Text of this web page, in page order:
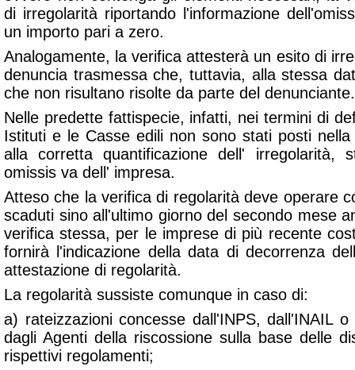
di irregolarità riportando l'informazione
un importo pari a zero.
Analogamente, la verifica attesterà un esito di
denuncia trasmessa che, tuttavia, alla stessa
che non risultano risolte da parte del denunciante.
Nelle predette fattispecie, infatti, nei termini di
Istituti e le Casse edili non sono stati posti
alla corretta quantificazione dell' irregolarità,
omissis va dell' impresa.
Atteso che la verifica di regolarità deve operare
scaduti sino all'ultimo giorno del secondo mese
verifica stessa, per le imprese di più recente
fornirà l'indicazione della data di decorrenza
attestazione di regolarità.
La regolarità sussiste comunque in caso di:
a) rateizzazioni concesse dall'INPS, dall'INAIL
dagli Agenti della riscossione sulla base delle
rispettivi regolamenti;